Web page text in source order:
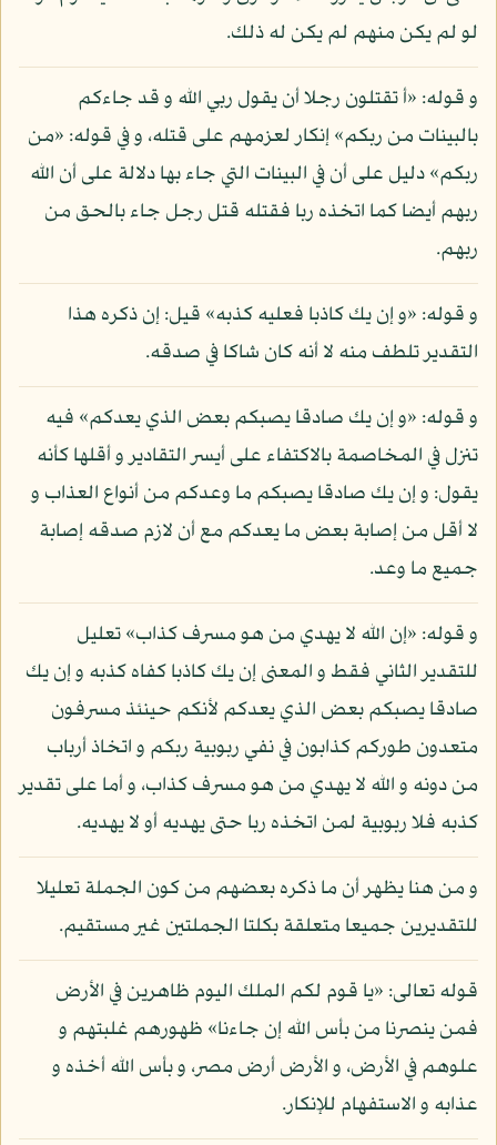
لو لم يكن منهم لم يكن له ذلك.
و قوله: «أ تقتلون رجلا أن يقول ربي الله و قد جاءكم
بالبينات من ربكم» إنكار لعزمهم على قتله، و في قوله: «من
ربكم» دليل على أن في البينات التي جاء بها دلالة على أن الله
ربهم أيضا كما اتخذه ربا فقتله قتل رجل جاء بالحق من
ربهم.
و قوله: «و إن يك كاذبا فعليه كذبه» قيل: إن ذكره هذا
التقدير تلطف منه لا أنه كان شاكا في صدقه.
و قوله: «و إن يك صادقا يصبكم بعض الذي يعدكم» فيه
تنزل في المخاصمة بالاكتفاء على أيسر التقادير و أقلها كأنه
يقول: و إن يك صادقا يصبكم ما وعدكم من أنواع العذاب و
لا أقل من إصابة بعض ما يعدكم مع أن لازم صدقه إصابة
جميع ما وعد.
و قوله: «إن الله لا يهدي من هو مسرف كذاب» تعليل
للتقدير الثاني فقط و المعنى إن يك كاذبا كفاه كذبه و إن يك
صادقا يصبكم بعض الذي يعدكم لأنكم حينئذ مسرفون
متعدون طوركم كذابون في نفي ربوبية ربكم و اتخاذ أرباب
من دونه و الله لا يهدي من هو مسرف كذاب، و أما على تقدير
كذبه فلا ربوبية لمن اتخذه ربا حتى يهديه أو لا يهديه.
و من هنا يظهر أن ما ذكره بعضهم من كون الجملة تعليلا
للتقديرين جميعا متعلقة بكلتا الجملتين غير مستقيم.
قوله تعالى: «يا قوم لكم الملك اليوم ظاهرين في الأرض
فمن ينصرنا من بأس الله إن جاءنا» ظهورهم غلبتهم و
علوهم في الأرض، و الأرض أرض مصر، و بأس الله أخذه و
عذابه و الاستفهام للإنكار.